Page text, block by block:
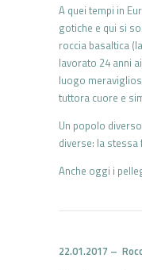
A quei tempi in
gotiche e qui si
roccia basaltica
lavorato 24 anni
luogo
tuttora cuore e
Un popolo
diverse: la stessa
Anche oggi i
22.01.2017 –